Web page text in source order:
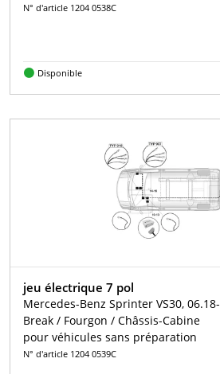
N° d'article 1204 0538C
Disponible
jeu électrique 7 pol
Mercedes-Benz Sprinter VS30, 06.18-
Break / Fourgon / Châssis-Cabine
pour véhicules sans préparation
N° d'article 1204 0539C